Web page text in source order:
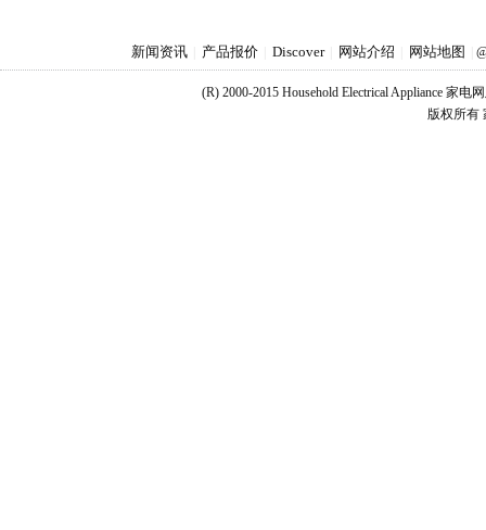
新闻资讯 产品报价 Discover 网站介绍 网站地图
(R) 2000-2015 Household Electrical Appliance 家电
版权所有